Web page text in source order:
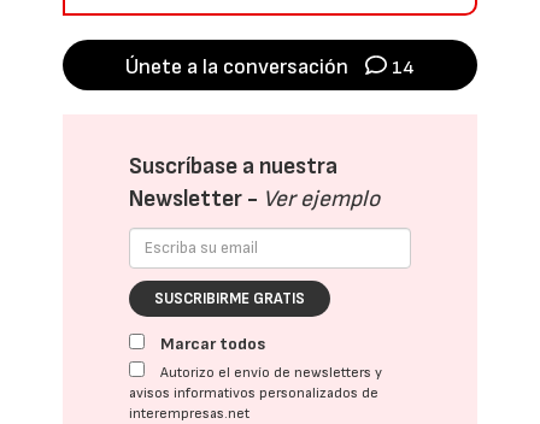
Únete a la conversación 14
Suscríbase a nuestra
Newsletter - Ver ejemplo
SUSCRIBIRME GRATIS
Marcar todos
Autorizo el envío de newsletters y
avisos informativos personalizados de
interempresas.net